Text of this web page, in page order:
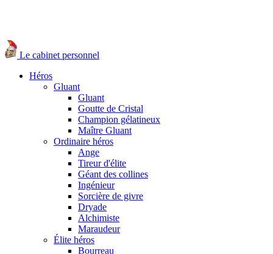
Le cabinet personnel
Héros
Gluant
Gluant
Goutte de Cristal
Champion gélatineux
Maître Gluant
Ordinaire héros
Ange
Tireur d'élite
Géant des collines
Ingénieur
Sorcière de givre
Dryade
Alchimiste
Maraudeur
Élite héros
Bourreau